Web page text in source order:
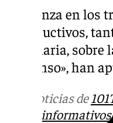
Se avanza en
constructivos,
ferroviaria,
consenso», han
Más noticias de